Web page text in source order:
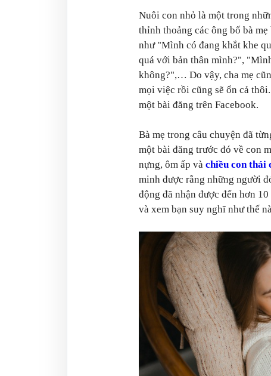
Nuôi con nhỏ là một trong
thỉnh thoảng các ông bố bà
như "Mình có đang khắt khe
quá với bản thân mình?",
không?",… Do vậy, cha mẹ
mọi việc rồi cũng sẽ ổn cả
một bài đăng trên Facebook.
Bà mẹ trong câu chuyện đã
một bài đăng trước đó về con
nựng, ôm ấp và chiều con thái
minh được rằng những người
động đã nhận được đến hơn
và xem bạn suy nghĩ như thế